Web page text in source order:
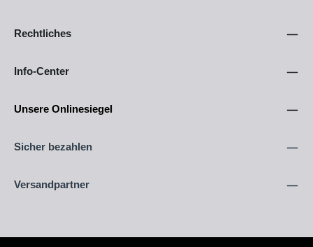
Rechtliches
Info-Center
Unsere Onlinesiegel
Sicher bezahlen
Versandpartner